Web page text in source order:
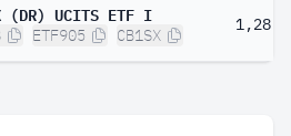
(DR) UCITS ETF I
ETF905 CB1SX
1,28 %